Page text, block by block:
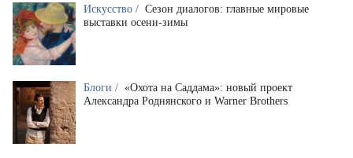
Искусство / Сезон диалогов: главные мировые
выставки осени-зимы
Блоги / «Охота на Саддама»: новый проект
Александра Роднянского и Warner Brothers